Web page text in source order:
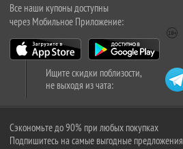
Все наши купоны доступны
через Мобильное Приложение:
Ищите скидки поблизости,
не выходя из чата:
Сэкономьте до 90% при любых покупках
Подпишитесь на самые выгодные предложения